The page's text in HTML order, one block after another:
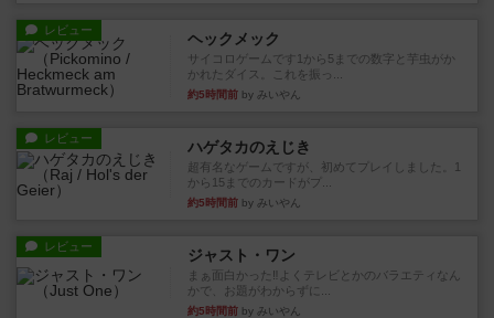
レビュー ヘックメック
サイコロゲームです1から5までの数字と芋虫がか
かれたダイス。これを振っ...
約5時間前 by みいやん
レビュー ハゲタカのえじき
超有名なゲームですが、初めてプレイしました。1
から15までのカードがプ...
約5時間前 by みいやん
レビュー ジャスト・ワン
まぁ面白かった‼️よくテレビとかのバラエティなん
かで、お題がわからずに...
約5時間前 by みいやん